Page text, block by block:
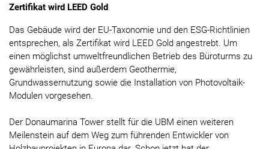
Zertifikat wird LEED Gold
Das Gebäude wird der EU-Taxonomie und den ESG-Richtlinien
entsprechen, als Zertifikat wird LEED Gold angestrebt. Um
einen möglichst umweltfreundlichen Betrieb des Büroturms zu
gewährleisten, sind außerdem Geothermie,
Grundwassernutzung sowie die Installation von Photovoltaik-
Modulen vorgesehen.
Der Donaumarina Tower stellt für die UBM einen weiteren
Meilenstein auf dem Weg zum führenden Entwickler von